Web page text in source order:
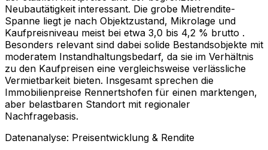
Neubautätigkeit interessant. Die grobe Mietrendite-
Spanne liegt je nach Objektzustand, Mikrolage und
Kaufpreisniveau meist bei etwa 3,0 bis 4,2 % brutto .
Besonders relevant sind dabei solide Bestandsobjekte mit
moderatem Instandhaltungsbedarf, da sie im Verhältnis
zu den Kaufpreisen eine vergleichsweise verlässliche
Vermietbarkeit bieten. Insgesamt sprechen die
Immobilienpreise Rennertshofen für einen marktengen,
aber belastbaren Standort mit regionaler
Nachfragebasis.
Datenanalyse: Preisentwicklung & Rendite